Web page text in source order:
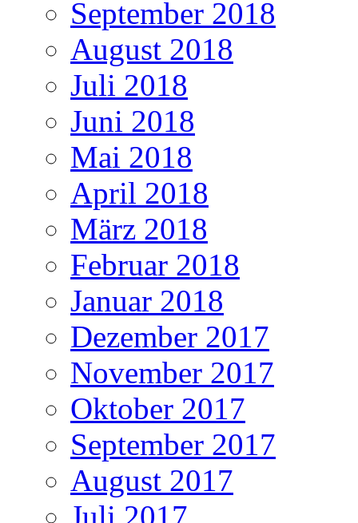
September 2018
August 2018
Juli 2018
Juni 2018
Mai 2018
April 2018
März 2018
Februar 2018
Januar 2018
Dezember 2017
November 2017
Oktober 2017
September 2017
August 2017
Juli 2017